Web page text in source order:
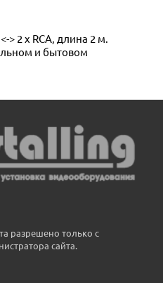
> 2 x RCA, длина 2 м.
и бытовом
разрешено только с
сайта.